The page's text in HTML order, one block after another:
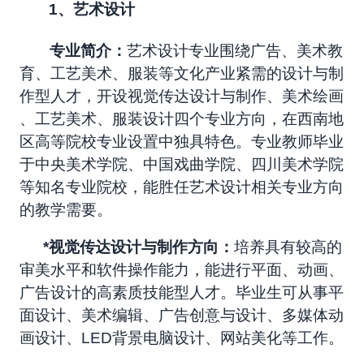
1、艺术设计
专业简介： 艺术设计专业围绕广告、美术教
育、工艺美术、服装等文化产业紧需的设计与制
作型人才，开设视觉传达设计与制作、美术绘画
、工艺美术、服装设计四个专业方向，在西南地
区高等院校专业设置中独具特色。专业教师毕业
于中央美术学院、中国戏曲学院、四川美术学院
等知名专业院校，能胜任艺术设计相关专业方向
的教学需要。
*视觉传达设计与制作方向： 培养具有较高的
审美水平和软件操作能力，能进行平面、动画、
广告设计的高素质技能型人才。毕业生可从事平
面设计、美术编辑、广告创意与设计、多媒体动
画设计、LED背景电脑设计、网站美化等工作。